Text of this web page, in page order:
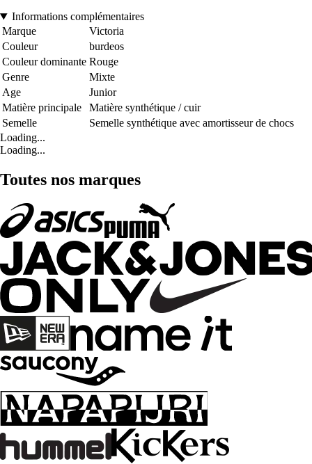
Informations complémentaires
Marque
Victoria
Couleur
burdeos
Couleur dominante Rouge
Genre
Mixte
Age
Junior
Matière principale
Matière synthétique / cuir
Semelle
Semelle synthétique avec amortisseur de chocs
Loading...
Loading...
Toutes nos marques